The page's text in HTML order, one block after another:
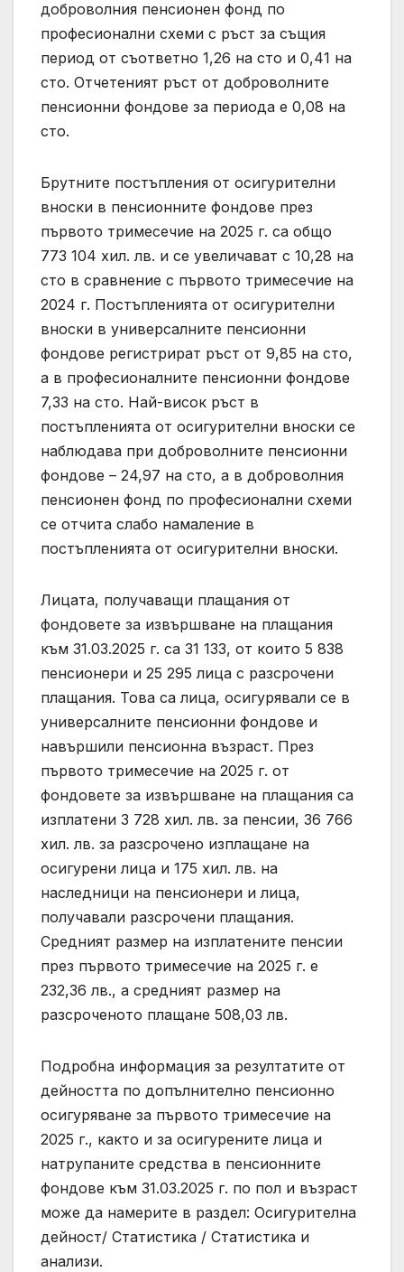
доброволния пенсионен фонд по
професионални схеми с ръст за същия
период от съответно 1,26 на сто и 0,41 на
сто. Отчетеният ръст от доброволните
пенсионни фондове за периода е 0,08 на
сто.
Брутните постъпления от осигурителни
вноски в пенсионните фондове през
първото тримесечие на 2025 г. са общо
773 104 хил. лв. и се увеличават с 10,28 на
сто в сравнение с първото тримесечие на
2024 г. Постъпленията от осигурителни
вноски в универсалните пенсионни
фондове регистрират ръст от 9,85 на сто,
а в професионалните пенсионни фондове
7,33 на сто. Най-висок ръст в
постъпленията от осигурителни вноски се
наблюдава при доброволните пенсионни
фондове – 24,97 на сто, а в доброволния
пенсионен фонд по професионални схеми
се отчита слабо намаление в
постъпленията от осигурителни вноски.
Лицата, получаващи плащания от
фондовете за извършване на плащания
към 31.03.2025 г. са 31 133, от които 5 838
пенсионери и 25 295 лица с разсрочени
плащания. Това са лица, осигурявали се в
универсалните пенсионни фондове и
навършили пенсионна възраст. През
първото тримесечие на 2025 г. от
фондовете за извършване на плащания са
изплатени 3 728 хил. лв. за пенсии, 36 766
хил. лв. за разсрочено изплащане на
осигурени лица и 175 хил. лв. на
наследници на пенсионери и лица,
получавали разсрочени плащания.
Средният размер на изплатените пенсии
през първото тримесечие на 2025 г. е
232,36 лв., а средният размер на
разсроченото плащане 508,03 лв.
Подробна информация за резултатите от
дейността по допълнително пенсионно
осигуряване за първото тримесечие на
2025 г., както и за осигурените лица и
натрупаните средства в пенсионните
фондове към 31.03.2025 г. по пол и възраст
може да намерите в раздел: Осигурителна
дейност/ Статистика / Статистика и
анализи.